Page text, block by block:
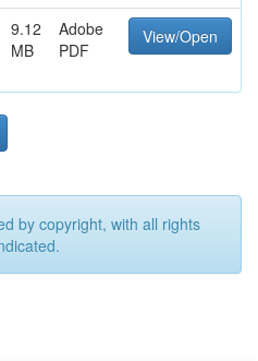
9.12
MB
Adobe
PDF
View/Open
by copyright, with all rights